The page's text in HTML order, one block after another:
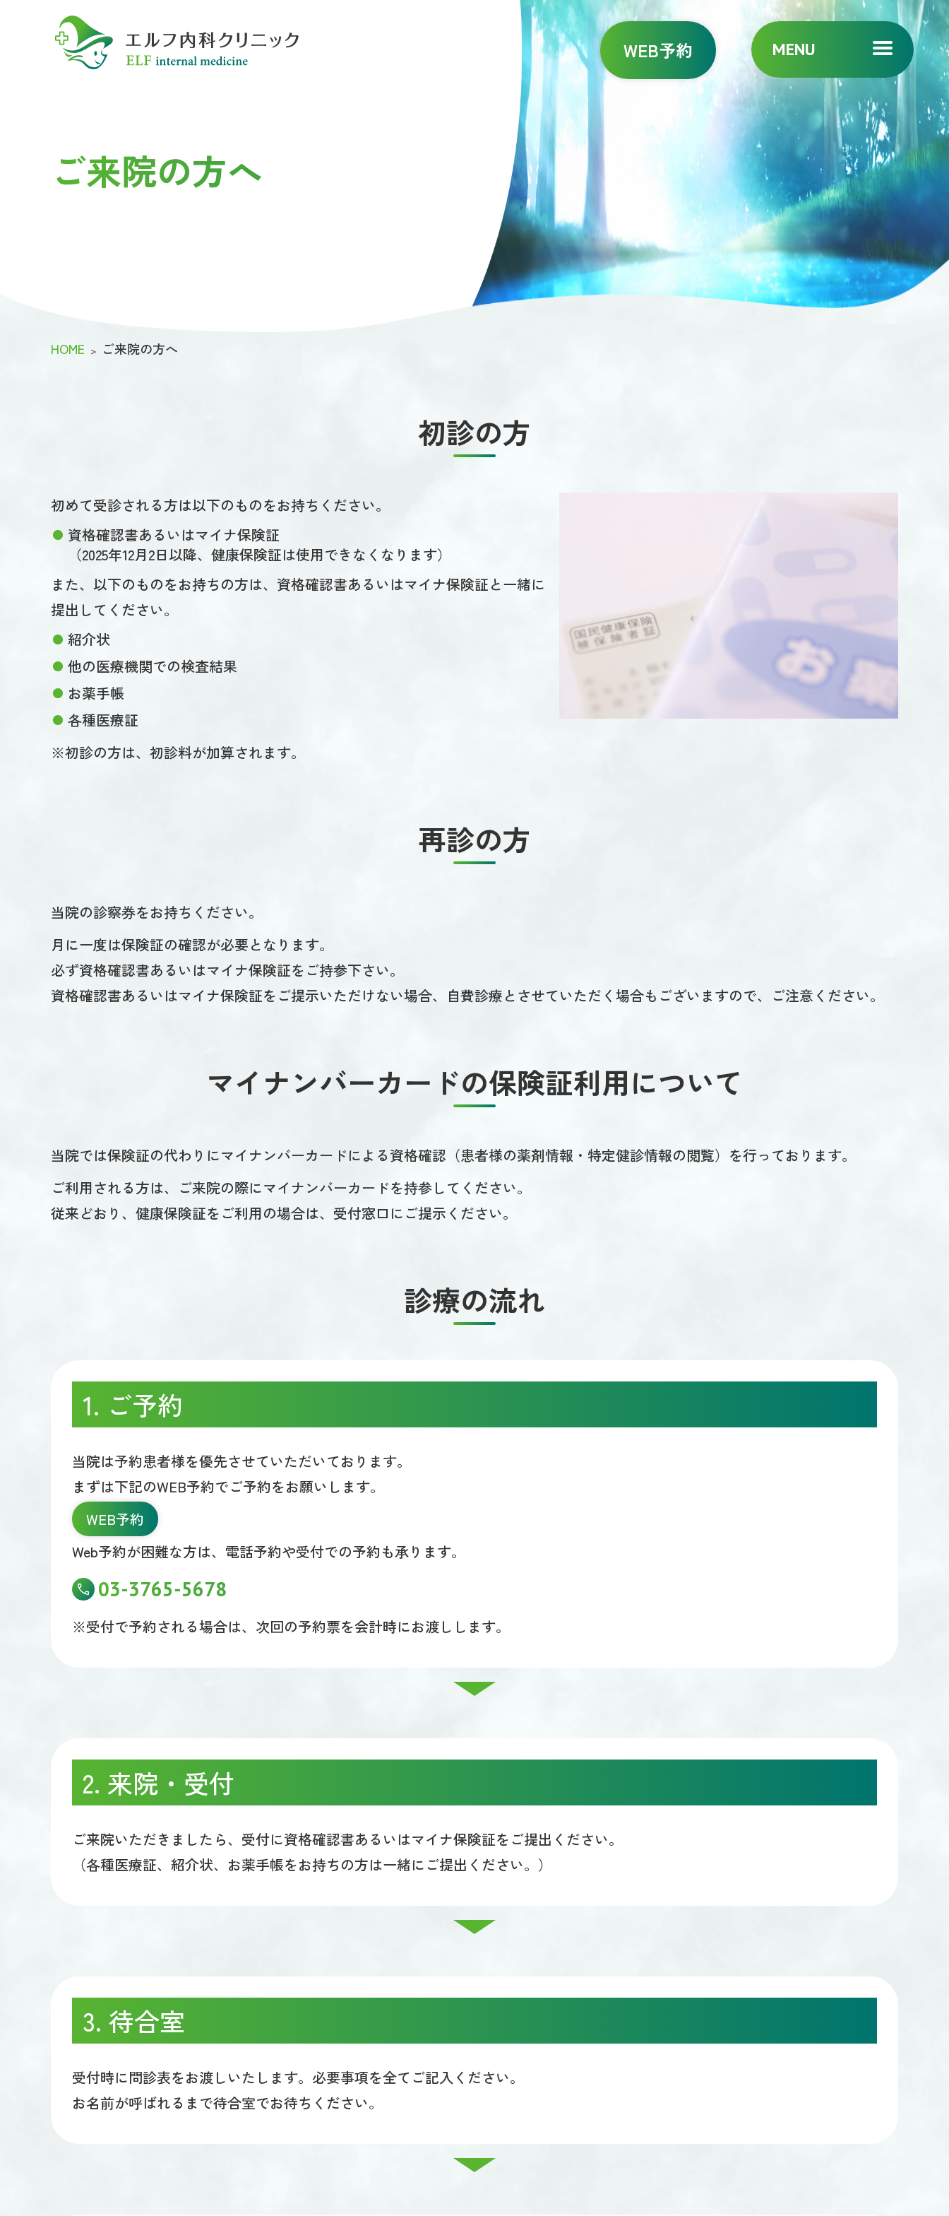
WEB予約
エルフ内科クリニック
ご来院の方へ
HOME ご来院の方へ
初診の方
初めて受診される方は以下のものをお持ちください。
資格確認書あるいはマイナ保険証
（2025年12月2日以降、健康保険証は使用できなくなります）
また、以下のものをお持ちの方は、資格確認書あるいはマイナ保険証と一緒に
提出してください。
紹介状
他の医療機関での検査結果
お薬手帳
各種医療証
※初診の方は、初診料が加算されます。
再診の方
当院の診察券をお持ちください。
月に一度は保険証の確認が必要となります。
必ず資格確認書あるいはマイナ保険証をご持参下さい。
資格確認書あるいはマイナ保険証をご提示いただけない場合、自費診療とさせていただく場合もございますので、ご注意ください。
マイナンバーカードの保険証利用について
当院では保険証の代わりにマイナンバーカードによる資格確認（患者様の薬剤情報・特定健診情報の閲覧）を行っております。
ご利用される方は、ご来院の際にマイナンバーカードを持参してください。
従来どおり、健康保険証をご利用の場合は、受付窓口にご提示ください。
診療の流れ
1. ご予約
当院は予約患者様を優先させていただいております。
まずは下記のWEB予約でご予約をお願いします。
WEB予約
Web予約が困難な方は、電話予約や受付での予約も承ります。
03-3765-5678
※受付で予約される場合は、次回の予約票を会計時にお渡しします。
2. 来院・受付
ご来院いただきましたら、受付に資格確認書あるいはマイナ保険証をご提出ください。
（各種医療証、紹介状、お薬手帳をお持ちの方は一緒にご提出ください。）
3. 待合室
受付時に問診表をお渡しいたします。必要事項を全てご記入ください。
お名前が呼ばれるまで待合室でお待ちください。